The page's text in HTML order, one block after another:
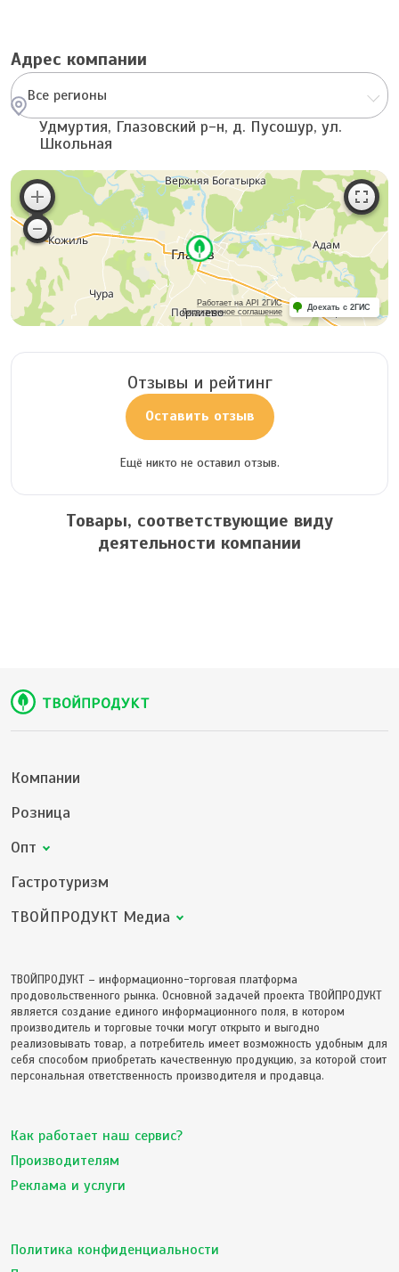
Адрес компании
Все регионы
Удмуртия, Глазовский р-н, д. Пусошур, ул.
Школьная
Работает на API 2ГИС
Лицензионное соглашение
Доехать с 2ГИС
Отзывы и рейтинг
Оставить отзыв
Ещё никто не оставил отзыв.
Товары, соответствующие виду
деятельности компании
Компании
Розница
Опт
Гастротуризм
ТВОЙПРОДУКТ Медиа
ТВОЙПРОДУКТ – информационно-торговая платформа
продовольственного рынка. Основной задачей проекта ТВОЙПРОДУКТ
является создание единого информационного поля, в котором
производитель и торговые точки могут открыто и выгодно
реализовывать товар, а потребитель имеет возможность удобным для
себя способом приобретать качественную продукцию, за которой стоит
персональная ответственность производителя и продавца.
Как работает наш сервис?
Производителям
Реклама и услуги
Политика конфиденциальности